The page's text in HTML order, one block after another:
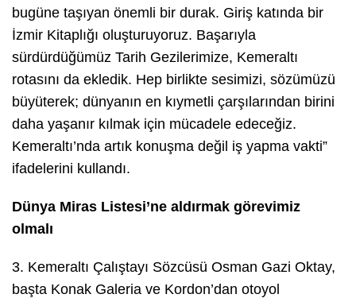
bugüne taşıyan önemli bir durak. Giriş katında bir
İzmir Kitaplığı oluşturuyoruz. Başarıyla
sürdürdüğümüz Tarih Gezilerimize, Kemeraltı
rotasını da ekledik. Hep birlikte sesimizi, sözümüzü
büyüterek; dünyanın en kıymetli çarşılarından birini
daha yaşanır kılmak için mücadele edeceğiz.
Kemeraltı’nda artık konuşma değil iş yapma vakti”
ifadelerini kullandı.
Dünya Miras Listesi’ne aldırmak görevimiz
olmalı
3. Kemeraltı Çalıştayı Sözcüsü Osman Gazi Oktay,
başta Konak Galeria ve Kordon’dan otoyol